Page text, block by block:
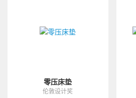
零压床垫
伦敦设计奖